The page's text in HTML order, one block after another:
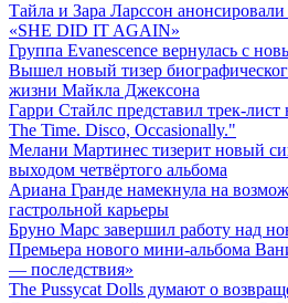
Тайла и Зара Ларссон
«SHE DID IT AGAIN»
Группа Evanescence вернулась с
Вышел новый тизер
жизни Майкла Джексона
Гарри Стайлс представил трек-
The Time. Disco, Occasionally."
Мелани Мартинес тизерит новый
выходом четвёртого альбома
Ариана Гранде намекнула на
гастрольной карьеры
Бруно Марс завершил работу над
Премьера нового мини-альбома
— последствия»
The Pussycat Dolls думают о